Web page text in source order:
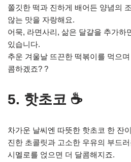
쫄깃한 떡과 진하게 배어든 양념의
않는 맛을 자랑해요.
어묵, 라면사리, 삶은 달걀을 추가하
있습니다.
추운 겨울날 뜨끈한 떡볶이를 먹으
콤하겠죠? ?
5. 핫초코 ☕
차가운 날씨엔 따뜻한 핫초코 한 잔
진한 초콜릿과 고소한 우유의 부드
시멜로를 얹으면 더 달콤해지죠.